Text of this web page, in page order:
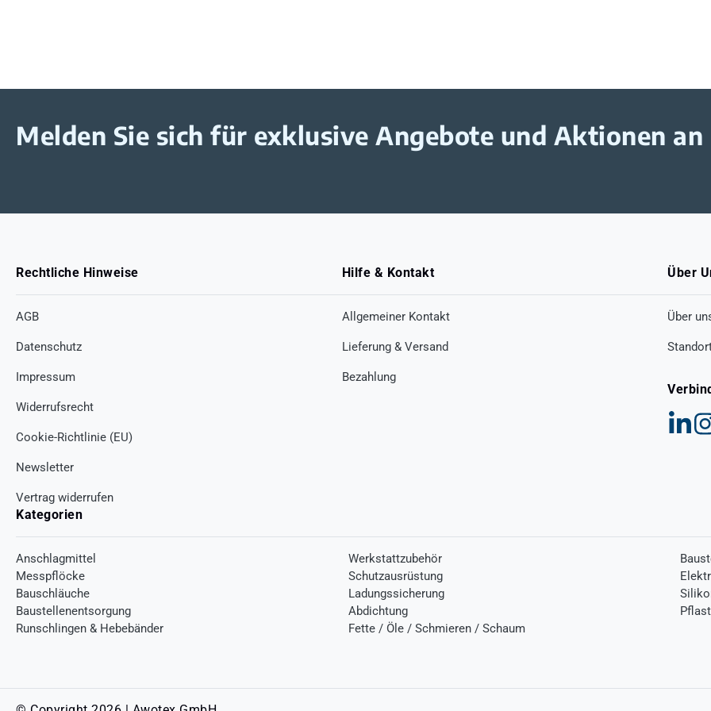
Melden Sie sich für exklusive Angebote und Aktionen an
Rechtliche Hinweise
AGB
Datenschutz
Impressum
Widerrufsrecht
Cookie-Richtlinie (EU)
Newsletter
Vertrag widerrufen
Hilfe & Kontakt
Allgemeiner Kontakt
Lieferung & Versand
Bezahlung
Kategorien
Anschlagmittel Werkstattzubehör
Messpflöcke
Schutzausrüstung
Bauschläuche
Ladungssicherung
Baustellenentsorgung
Abdichtung
Runschlingen & Hebebänder
Fette / Öle / Schmieren / Schaum
Über
Über